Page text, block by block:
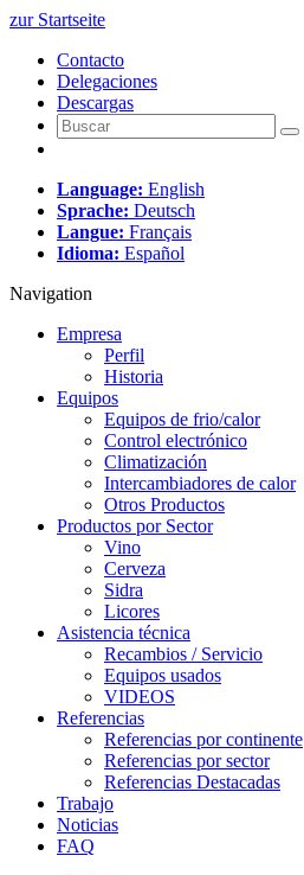
zur Startseite
Contacto
Delegaciones
Descargas
Language: English
Sprache: Deutsch
Langue: Français
Idioma: Español
Navigation
Empresa
Perfil
Historia
Equipos
Equipos de frio/calor
Control electrónico
Climatización
Intercambiadores de calor
Otros Productos
Productos por Sector
Vino
Cerveza
Sidra
Licores
Asistencia técnica
Recambios / Servicio
Equipos usados
VIDEOS
Referencias
Referencias por continente
Referencias por sector
Referencias Destacadas
Trabajo
Noticias
FAQ